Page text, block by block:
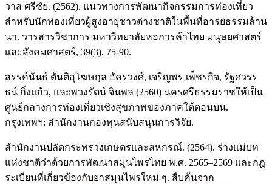
วาส ศรีชัย. (2562). แนวทางการพัฒนากิจกรรมการท่องเที่ยว
สำหรับนักท่องเที่ยวผู้สูงอายุชาวต่างชาติในพื้นที่อารยธรรมล้าน
นา. วารสารวิชาการ มหาวิทยาลัยหอการค้าไทย มนุษยศาสตร์
และสังคมศาสตร์, 39(3), 75-90.
สรรค์นันธ์ ตันติอุโฆษกุล อัครวงศ์, เจริญพร เพ็ชรกิจ, รัฐศวรร
ธน์ กิ่งแก้ว, และพวงรัตน์ จินพล (2560) นครศรีธรรมราชให้เป็น
ศูนย์กลางการท่องเที่ยวเชิงสุขภาพของภาคใต้ตอนบน.
กรุงเทพฯ: สำนักงานกองทุนสนับสนุนการวิจัย.
สำนักงานปลัดกระทรวงเกษตรและสหกรณ์. (2564). ร่างแม่บท
แห่งชาติว่าด้วยการพัฒนาสมุนไพรไทย พ.ศ. 2565–2569 และกฎ
ระเบียนที่เกี่ยวข้องกับยาสมุนไพรใหม่ ๆ. สืบค้นจาก